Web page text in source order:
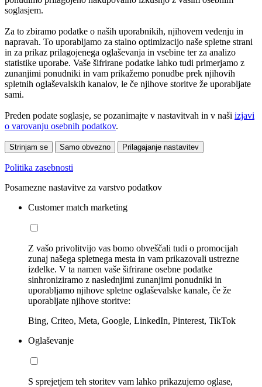
soglasjem.
Za to zbiramo podatke o naših uporabnikih, njihovem vedenju in
napravah. To uporabljamo za stalno optimizacijo naše spletne strani
in za prikaz prilagojenega oglaševanja in vsebine ter za analizo
statistike uporabe. Vaše šifrirane podatke lahko tudi primerjamo z
zunanjimi ponudniki in vam prikažemo ponudbe prek njihovih
spletnih oglaševalskih kanalov, le če njihove storitve že uporabljate
sami.
Preden podate soglasje, se pozanimajte v nastavitvah in v naši izjavi
o varovanju osebnih podatkov.
Strinjam se Samo obvezno Prilagajanje nastavitev
Politika zasebnosti
Posamezne nastavitve za varstvo podatkov
Customer match marketing
Z vašo privolitvijo vas bomo obveščali tudi o promocijah
zunaj našega spletnega mesta in vam prikazovali ustrezne
izdelke. V ta namen vaše šifrirane osebne podatke
sinhroniziramo z naslednjimi zunanjimi ponudniki in
uporabljamo njihove spletne oglaševalske kanale, če že
uporabljate njihove storitve:
Bing, Criteo, Meta, Google, LinkedIn, Pinterest, TikTok
Oglaševanje
S sprejetjem teh storitev vam lahko prikazujemo oglase,